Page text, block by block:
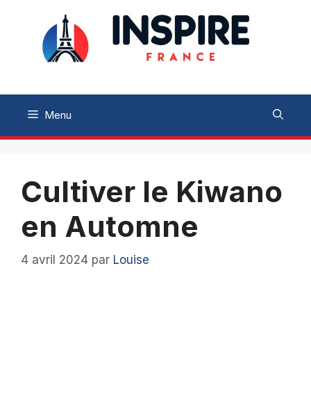
contenu
Menu
Cultiver le Kiwano
en Automne
4 avril 2024 par Louise